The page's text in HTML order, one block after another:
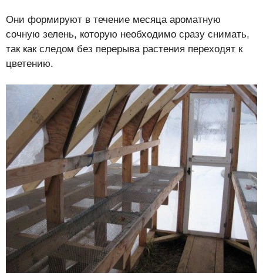
Они формируют в течение месяца ароматную
сочную зелень, которую необходимо сразу снимать,
так как следом без перерыва растения переходят к
цветению.